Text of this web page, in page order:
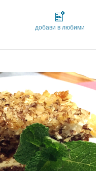
добави в любими